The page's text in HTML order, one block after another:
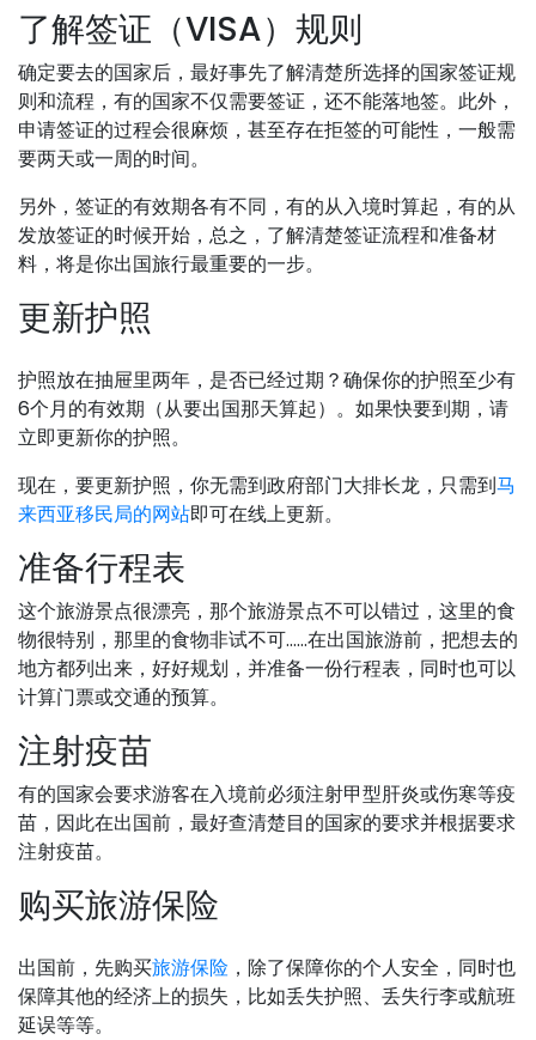
了解签证（VISA）规则
确定要去的国家后，最好事先了解清楚所选择的国家签证规
则和流程，有的国家不仅需要签证，还不能落地签。此外，
申请签证的过程会很麻烦，甚至存在拒签的可能性，一般需
要两天或一周的时间。
另外，签证的有效期各有不同，有的从入境时算起，有的从
发放签证的时候开始，总之，了解清楚签证流程和准备材
料，将是你出国旅行最重要的一步。
更新护照
护照放在抽屉里两年，是否已经过期？确保你的护照至少有
6个月的有效期（从要出国那天算起）。如果快要到期，请
立即更新你的护照。
现在，要更新护照，你无需到政府部门大排长龙，只需到马
来西亚移民局的网站即可在线上更新。
准备行程表
这个旅游景点很漂亮，那个旅游景点不可以错过，这里的食
物很特别，那里的食物非试不可……在出国旅游前，把想去的
地方都列出来，好好规划，并准备一份行程表，同时也可以
计算门票或交通的预算。
注射疫苗
有的国家会要求游客在入境前必须注射甲型肝炎或伤寒等疫
苗，因此在出国前，最好查清楚目的国家的要求并根据要求
注射疫苗。
购买旅游保险
出国前，先购买旅游保险 ，除了保障你的个人安全，同时也
保障其他的经济上的损失，比如丢失护照、丢失行李或航班
延误等等。